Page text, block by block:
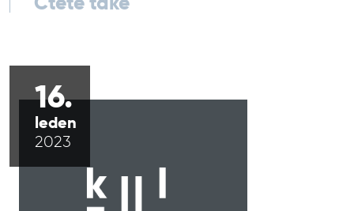
16.
leden
2023